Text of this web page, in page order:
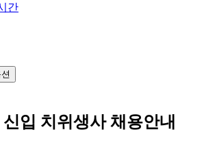
간
입 치위생사 채용안내